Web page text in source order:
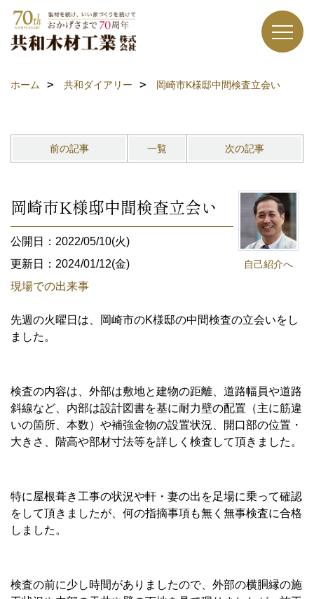
ホーム 共和ダイアリー 岡崎市K様邸中間検査立会い
前の記事 一覧 次の記事
自己紹介へ
岡崎市K様邸中間検査立会い
公開日：2022/05/10(火)
更新日：2024/01/12(金)
現場での出来事
先週の火曜日は、岡崎市のK様邸の中間検査の立会いをし
ました。
検査の内容は、外部は敷地と建物の距離、道路幅員や道路
斜線など、内部は設計図書を基に耐力壁の配置（主に筋違
いの箇所、本数）や補強金物の設置状況、開口部の位置・
大きさ、階高や部材寸法等を詳しく検査して頂きました。
特に屋根葺き工事の状況や軒・妻の出を足場に乗って確認
をして頂きましたが、何の指摘事項も無く無事検査に合格
しました。
検査の前に少し時間がありましたので、外部の横胴縁の施